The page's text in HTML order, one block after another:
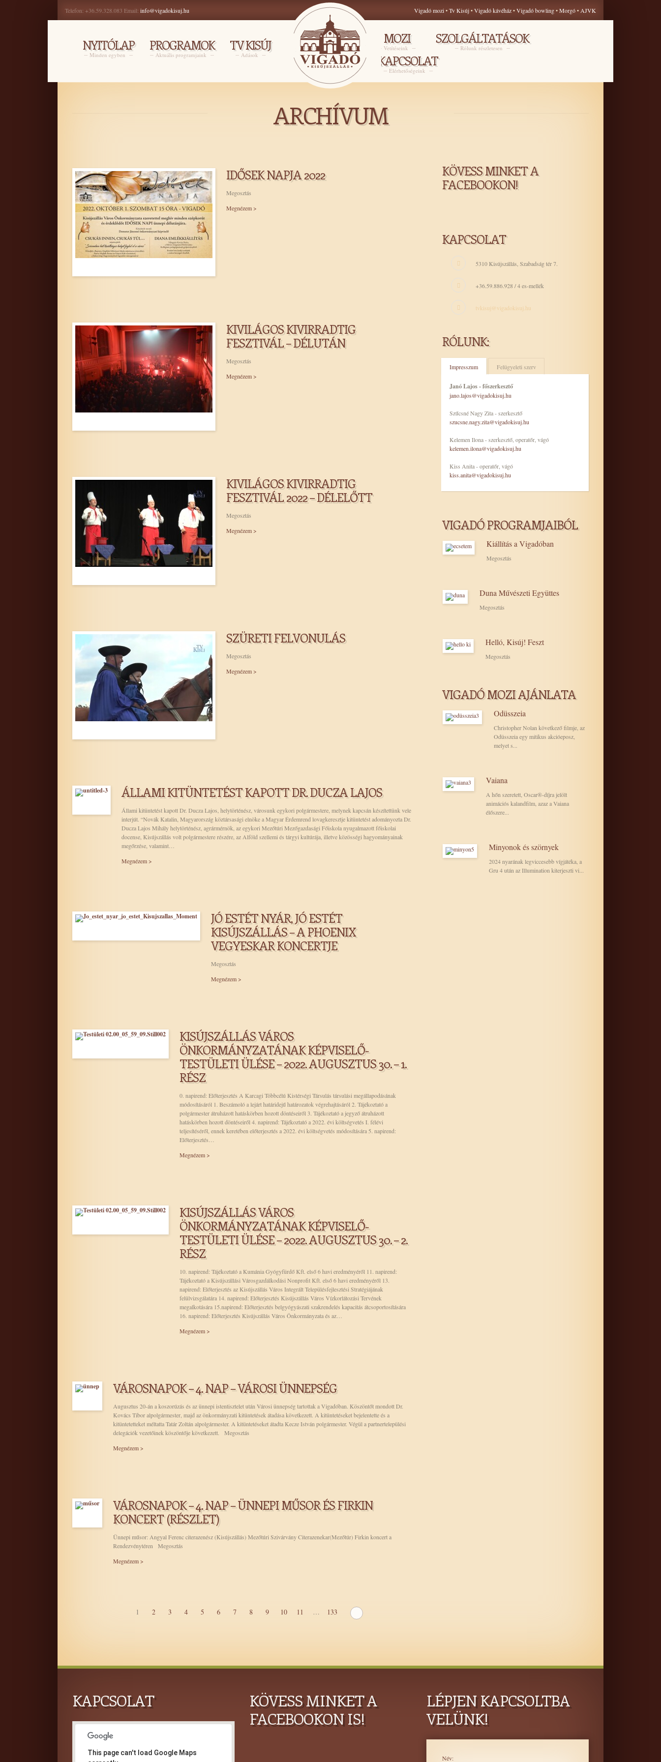
Telefon: +36.59.328.083 Email: info@vigadokisuj.hu Vigadó mozi•Tv Kisúj•Vigadó kávéház•Vigadó bowling•Morgó• AJVK
NYITÓLAP
Minden egyben
PROGRAMOK
Aktuális programjaink
TV KISÚJ
Adások
MOZI
Vetítéseink
SZOLGÁLTATÁSOK
Rólunk részletesen
KAPCSOLAT
Elérhetőségeink
ARCHÍVUM
IDŐSEK NAPJA 2022
Megosztás
Megnézem >
KIVILÁGOS KIVIRRADTIG
FESZTIVÁL – DÉLUTÁN
Megosztás
Megnézem >
KIVILÁGOS KIVIRRADTIG
FESZTIVÁL 2022 – DÉLELŐTT
Megosztás
Megnézem >
SZÜRETI FELVONULÁS
Megosztás
Megnézem >
ÁLLAMI KITÜNTETÉST KAPOTT DR. DUCZA LAJOS
Állami kitüntetést kapott Dr. Ducza Lajos, helytörténész, városunk egykori polgármestere, melynek kapcsán készítettünk vele
interjút. “Novák Katalin, Magyarország köztársasági elnöke a Magyar Érdemrend lovagkeresztje kitüntetést adományozta Dr.
Ducza Lajos Mihály helytörténész, agrármérnök, az egykori Mezőtúri Mezőgazdasági Főiskola nyugalmazott főiskolai
docense, Kisújszállás volt polgármestere részére, az Alföld szellemi és tárgyi kultúrája, illetve közösségi hagyományainak
megőrzése, valamint…
Megnézem >
JÓ ESTÉT NYÁR, JÓ ESTÉT
KISÚJSZÁLLÁS – A PHOENIX
VEGYESKAR KONCERTJE
Megosztás
Megnézem >
KISÚJSZÁLLÁS VÁROS
ÖNKORMÁNYZATÁNAK KÉPVISELŐ-
TESTÜLETI ÜLÉSE – 2022. AUGUSZTUS 30. – 1.
RÉSZ
0. napirend: Előterjesztés A Karcagi Többcélú Kistérségi Társulás társulási megállapodásának
módosításáról 1. Beszámoló a lejárt határidejű határozatok végrehajtásáról 2. Tájékoztató a
polgármester átruházott hatáskörben hozott döntéseiről 3. Tájékoztató a jegyző átruházott
hatáskörben hozott döntéseiről 4. napirend: Tájékoztató a 2022. évi költségvetés I. félévi
teljesítéséről, ennek keretében előterjesztés a 2022. évi költségvetés módosítására 5. napirend:
Előterjesztés…
Megnézem >
KISÚJSZÁLLÁS VÁROS
ÖNKORMÁNYZATÁNAK KÉPVISELŐ-
TESTÜLETI ÜLÉSE – 2022. AUGUSZTUS 30. – 2.
RÉSZ
10. napirend: Tájékoztató a Kumánia Gyógyfürdő Kft. első 6 havi eredményéről 11. napirend:
Tájékoztató a Kisújszállási Városgazdálkodási Nonprofit Kft. első 6 havi eredményéről 13.
napirend: Előterjesztés az Kisújszállás Város Integrált Településfejlesztési Stratégiájának
felülvizsgálatára 14. napirend: Előterjesztés Kisújszállás Város Vízkorlátozási Tervének
megalkotására 15.napirend: Előterjesztés belgyógyászati szakrendelés kapacitás átcsoportosítására
16. napirend: Előterjesztés Kisújszállás Város Önkormányzata és az…
Megnézem >
VÁROSNAPOK – 4. NAP – VÁROSI ÜNNEPSÉG
Augusztus 20-án a koszorúzás és az ünnepi istentisztelet után Városi ünnepség tartottak a Vigadóban. Köszöntőt mondott Dr.
Kovács Tibor alpolgármester, majd az önkormányzati kitüntetések átadása következett. A kitüntetéseket bejelentette és a
kitüntetetteket méltatta Tatár Zoltán alpolgármester. A kitüntetéseket átadta Kecze István polgármester. Végül a partnertelepülési
delegációk vezetőinek köszöntője következett. Megosztás
Megnézem >
VÁROSNAPOK – 4. NAP – ÜNNEPI MŰSOR ÉS FIRKIN
KONCERT (RÉSZLET)
Ünnepi műsor: Angyal Ferenc citerazenész (Kisújszállás) Mezőtúri Szivárvány Citerazenekar(Mezőtúr) Firkin koncert a
Rendezvénytéren Megosztás
Megnézem >
1 2 3 4 5 6 7 8 9 10 11 … 133
KÖVESS MINKET A
FACEBOOKON!
KAPCSOLAT
5310 Kisújszállás, Szabadság tér 7.
+36.59.886.928 / 4 es-mellék
tvkisuj@vigadokisuj.hu
RÓLUNK:
Impresszum
Janó Lajos - főszerkesztő
jano.lajos@vigadokisuj.hu
Szűcsné Nagy Zita - szerkesztő
szucsne.nagy.zita@vigadokisuj.hu
Kelemen Ilona - szerkesztő, operatőr, vágó
kelemen.ilona@vigadokisuj.hu
Kiss Anita - operatőr, vágó
kiss.anita@vigadokisuj.hu
Felügyeleti szerv
VIGADÓ PROGRAMJAIBÓL
Kiállítás a Vigadóban
Megosztás
Duna Művészeti Együttes
Megosztás
Helló, Kisúj! Feszt
Megosztás
VIGADÓ MOZI AJÁNLATA
Odüsszeia
Christopher Nolan következő filmje, az
Odüsszeia egy mitikus akcióeposz,
melyet s...
Vaiana
A hőn szeretett, Oscar®-díjra jelölt
animációs kalandfilm, azaz a Vaiana
élőszere...
Minyonok és szörnyek
2024 nyarának legviccesebb vígjátéka, a
Gru 4 után az Illumination kiterjeszti vi...
KAPCSOLAT
This page can't load Google Maps
KÖVESS MINKET A
FACEBOOKON IS!
LÉPJEN KAPCSOLTBA
VELÜNK!
Név: